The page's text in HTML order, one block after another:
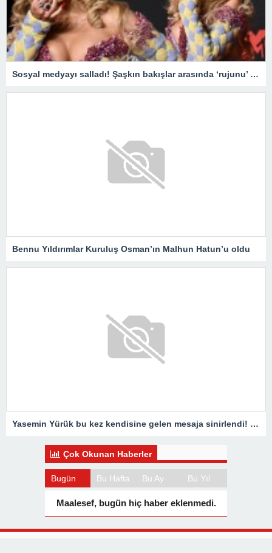
Sosyal medyayı salladı! Şaşkın bakışlar arasında ‘rujunu’ yedi
Bennu Yıldırımlar Kuruluş Osman’ın Malhun Hatun’u oldu
Yasemin Yürük bu kez kendisine gelen mesaja sinirlendi! ‘Doğalın ne kardeş?’
Çok Okunan Haberler
Bugün Bu Hafta Bu Ay Bu Yıl
Maalesef, bugün hiç haber eklenmedi.